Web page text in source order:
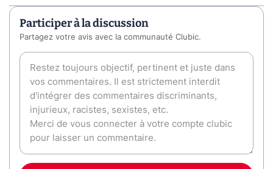
Participer à la discussion
Partagez votre avis avec la communauté Clubic.